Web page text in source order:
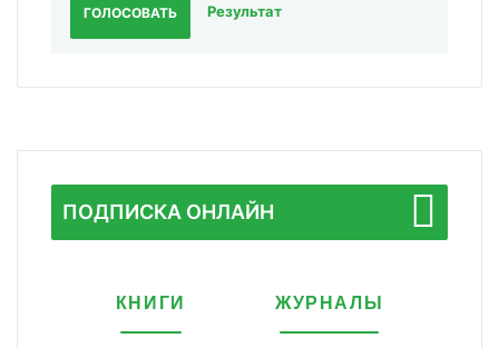
ГОЛОСОВАТЬ Результат
ПОДПИСКА ОНЛАЙН
КНИГИ ЖУРНАЛЫ